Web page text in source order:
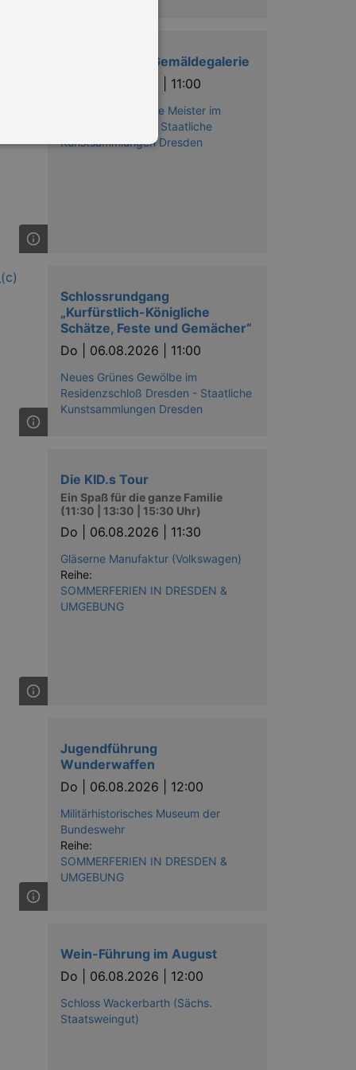
Highlights der Gemäldegalerie
06.08.2026 | 11:00
Gemäldegalerie Alte Meister im
Zwinger Dresden - Staatliche
Kunstsammlungen Dresden
Schlossrundgang
„Kurfürstlich-Königliche
Schätze, Feste und Gemächer“
Do | 06.08.2026 | 11:00
Neues Grünes Gewölbe im
Residenzschloß Dresden - Staatliche
Kunstsammlungen Dresden
Die KID.s Tour
Ein Spaß für die ganze Familie
(11:30 | 13:30 | 15:30 Uhr)
Do | 06.08.2026 | 11:30
Gläserne Manufaktur (Volkswagen)
Reihe:
SOMMERFERIEN IN DRESDEN &
UMGEBUNG
Jugendführung
Wunderwaffen
Do | 06.08.2026 | 12:00
Militärhistorisches Museum der
Bundeswehr
Reihe:
SOMMERFERIEN IN DRESDEN &
UMGEBUNG
Wein-Führung im August
Do | 06.08.2026 | 12:00
Schloss Wackerbarth (Sächs.
Staatsweingut)
Ihren account. Ohne diese
visitor cookie consent
to work properly.
Cross-Site Request Forgery
Cross-Site Request Forgery
Analytics - which is a
used analytics service. This
a randomly
in each page request
after 2 years, although
Analytics. This
2017 no information is
update a unique value for
the end user uses the
may have seen before
the site uses and
for the use of each
cookies in each category